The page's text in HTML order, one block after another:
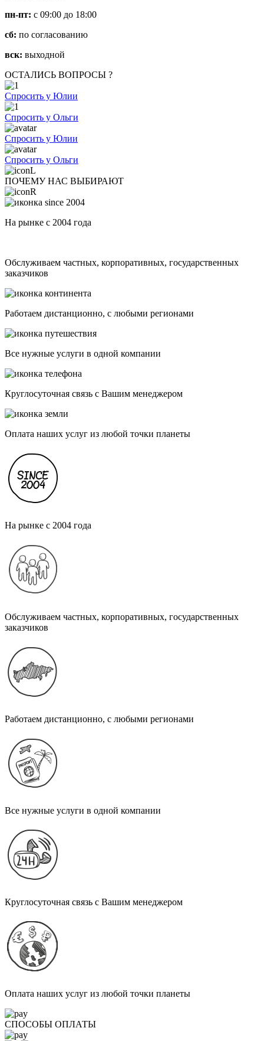
пн-пт: с 09:00 до 18:00
сб: по согласованию
вск: выходной
ОСТАЛИСЬ ВОПРОСЫ ?
Спросить у Юлии
Спросить у Ольги
Спросить у Юлии
Спросить у Ольги
ПОЧЕМУ НАС ВЫБИРАЮТ
На рынке с 2004 года
Обслуживаем частных, корпоративных, государственных
заказчиков
Работаем дистанционно, с любыми регионами
Все нужные услуги в одной компании
Круглосуточная связь с Вашим менеджером
Оплата наших услуг из любой точки планеты
На рынке с 2004 года
Обслуживаем частных, корпоративных, государственных
заказчиков
Работаем дистанционно, с любыми регионами
Все нужные услуги в одной компании
Круглосуточная связь с Вашим менеджером
Оплата наших услуг из любой точки планеты
СПОСОБЫ ОПЛАТЫ